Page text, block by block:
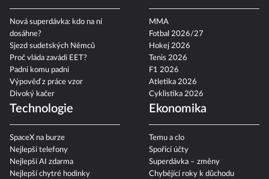
Nová superdávka: kdo na ní
dosáhne?
Sjezd sudetských Němců
Proč vláda zavádí EET?
Padni komu padni
Výpověď z práce vzor
Divoký kačer
MMA
Fotbal 2026/27
Hokej 2026
Tenis 2026
F1 2026
Atletika 2026
Cyklistika 2026
Technologie
SpaceX na burze
Nejlepší telefony
Nejlepší AI zdarma
Nejlepší chytré hodinky
Ekonomika
Temu a clo
Spořicí účty
Superdávka – změny
Chybějící roky k důchodu